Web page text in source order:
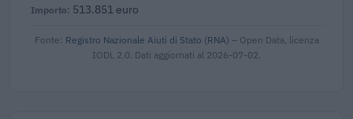
513.851 euro
Fonte: Registro Nazionale Aiuti di Stato (RNA) – Open Data, licenza
IODL 2.0. Dati aggiornati al 2026-07-02.